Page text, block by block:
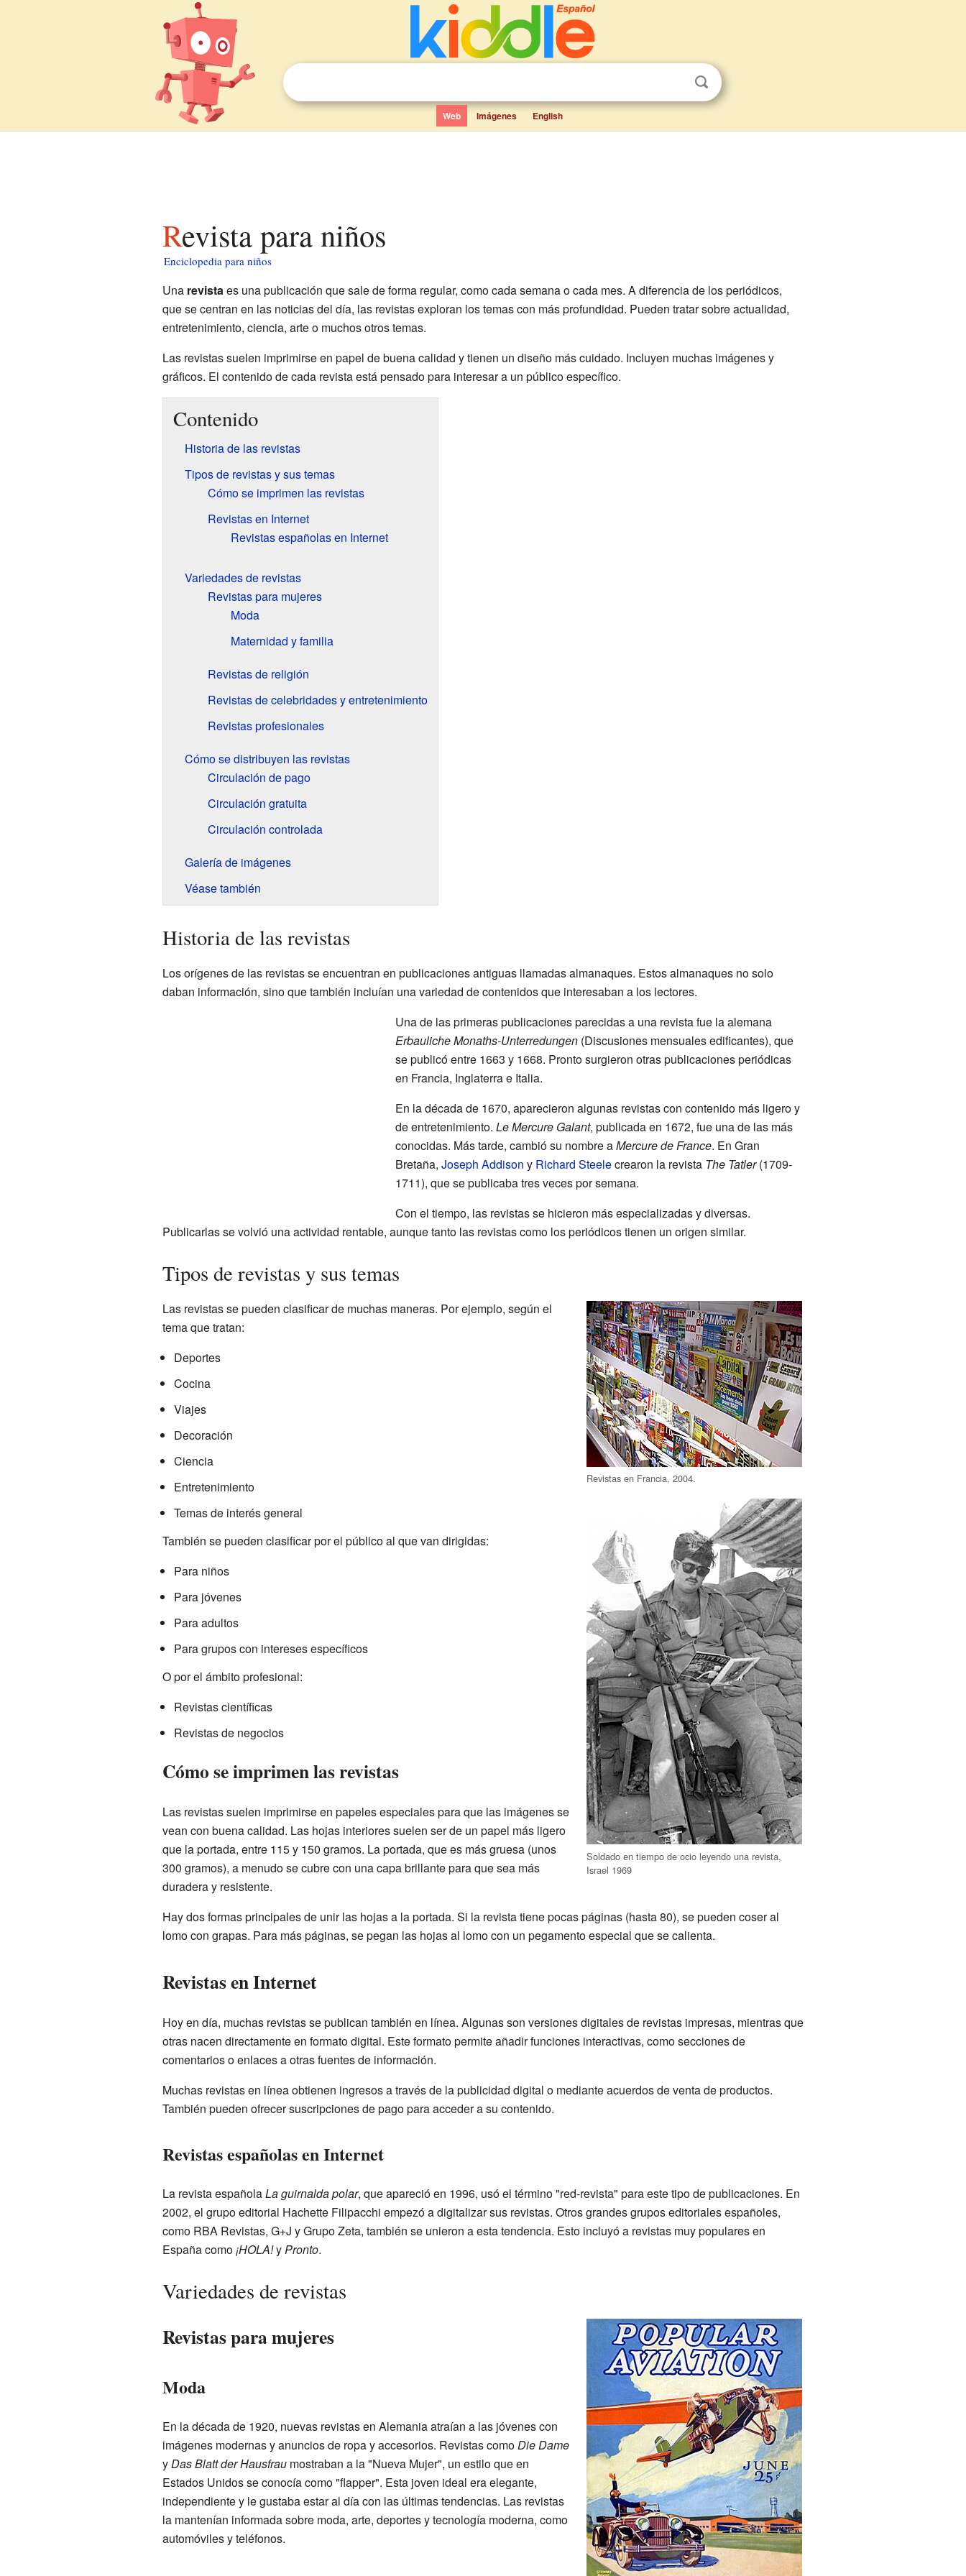
Web Imágenes English
Revista para niños
Enciclopedia para niños
Una revistaes una publicación que sale de forma regular, como cada semana o cada mes. A diferencia de los periódicos,
que se centran en las noticias del día, las revistas exploran los temas con más profundidad. Pueden tratar sobre actualidad,
entretenimiento, ciencia, arte o muchos otros temas.
Las revistas suelen imprimirse en papel de buena calidad y tienen un diseño más cuidado. Incluyen muchas imágenes y
gráficos. El contenido de cada revista está pensado para interesar a un público específico.
Contenido
Historia de las revistas
Tipos de revistas y sus temas
Cómo se imprimen las revistas
Revistas en Internet
Revistas españolas en Internet
Variedades de revistas
Revistas para mujeres
Moda
Maternidad y familia
Revistas de religión
Revistas de celebridades y entretenimiento
Revistas profesionales
Cómo se distribuyen las revistas
Circulación de pago
Circulación gratuita
Circulación controlada
Galería de imágenes
Véase también
Historia de las revistas
Los orígenes de las revistas se encuentran en publicaciones antiguas llamadas almanaques. Estos almanaques no solo
daban información, sino que también incluían una variedad de contenidos que interesaban a los lectores.
Una de las primeras publicaciones parecidas a una revista fue la alemana
Erbauliche Monaths-Unterredungen(Discusiones mensuales edificantes), que
se publicó entre 1663 y 1668. Pronto surgieron otras publicaciones periódicas
en Francia, Inglaterra e Italia.
En la década de 1670, aparecieron algunas revistas con contenido más ligero y
de entretenimiento. Le Mercure Galant, publicada en 1672, fue una de las más
conocidas. Más tarde, cambió su nombre aMercure de France. En Gran
Bretaña, Joseph Addison y Richard Steelecrearon la revista The Tatler(1709-
1711), que se publicaba tres veces por semana.
Con el tiempo, las revistas se hicieron más especializadas y diversas.
Publicarlas se volvió una actividad rentable, aunque tanto las revistas como los periódicos tienen un origen similar.
Tipos de revistas y sus temas
Revistas en Francia, 2004.
Soldado en tiempo de ocio leyendo una revista,
Israel 1969
Las revistas se pueden clasificar de muchas maneras. Por ejemplo, según el
tema que tratan:
Deportes
Cocina
Viajes
Decoración
Ciencia
Entretenimiento
Temas de interés general
También se pueden clasificar por el público al que van dirigidas:
Para niños
Para jóvenes
Para adultos
Para grupos con intereses específicos
O por el ámbito profesional:
Revistas científicas
Revistas de negocios
Cómo se imprimen las revistas
Las revistas suelen imprimirse en papeles especiales para que las imágenes se
vean con buena calidad. Las hojas interiores suelen ser de un papel más ligero
que la portada, entre 115 y 150 gramos. La portada, que es más gruesa (unos
300 gramos), a menudo se cubre con una capa brillante para que sea más
duradera y resistente.
Hay dos formas principales de unir las hojas a la portada. Si la revista tiene pocas páginas (hasta 80), se pueden coser al
lomo con grapas. Para más páginas, se pegan las hojas al lomo con un pegamento especial que se calienta.
Revistas en Internet
Hoy en día, muchas revistas se publican también en línea. Algunas son versiones digitales de revistas impresas, mientras que
otras nacen directamente en formato digital. Este formato permite añadir funciones interactivas, como secciones de
comentarios o enlaces a otras fuentes de información.
Muchas revistas en línea obtienen ingresos a través de la publicidad digital o mediante acuerdos de venta de productos.
También pueden ofrecer suscripciones de pago para acceder a su contenido.
Revistas españolas en Internet
La revista españolaLa guirnalda polar, que apareció en 1996, usó el término "red-revista" para este tipo de publicaciones. En
2002, el grupo editorial Hachette Filipacchi empezó a digitalizar sus revistas. Otros grandes grupos editoriales españoles,
como RBA Revistas, G+J y Grupo Zeta, también se unieron a esta tendencia. Esto incluyó a revistas muy populares en
España como¡HOLA!yPronto.
Variedades de revistas
Revistas para mujeres
Moda
En la década de 1920, nuevas revistas en Alemania atraían a las jóvenes con
imágenes modernas y anuncios de ropa y accesorios. Revistas comoDie Dame
yDas Blatt der Hausfraumostraban a la "Nueva Mujer", un estilo que en
Estados Unidos se conocía como "flapper". Esta joven ideal era elegante,
independiente y le gustaba estar al día con las últimas tendencias. Las revistas
la mantenían informada sobre moda, arte, deportes y tecnología moderna, como
automóviles y teléfonos.